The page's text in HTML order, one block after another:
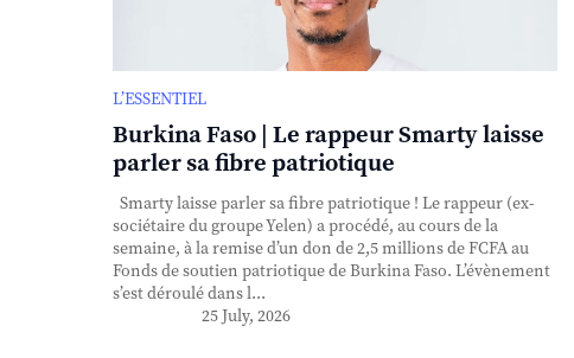
L’ESSENTIEL
Burkina Faso | Le rappeur Smarty laisse
parler sa fibre patriotique
Smarty laisse parler sa fibre patriotique ! Le rappeur (ex-
sociétaire du groupe Yelen) a procédé, au cours de la
semaine, à la remise d’un don de 2,5 millions de FCFA au
Fonds de soutien patriotique de Burkina Faso. L’évènement
s’est déroulé dans l...
25 July, 2026